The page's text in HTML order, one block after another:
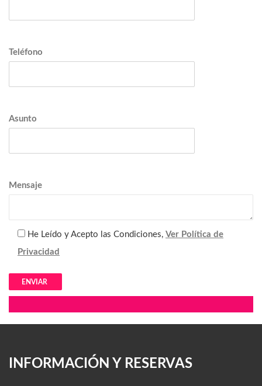
Teléfono
Asunto
Mensaje
He Leído y Acepto las Condiciones, Ver Política de
Privacidad
INFORMACIÓN Y RESERVAS